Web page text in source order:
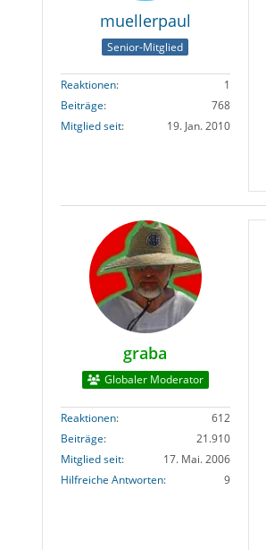
muellerpaul
Senior-Mitglied
Reaktionen
1
Beiträge
768
Mitglied seit
19. Jan. 2010
graba
Globaler Moderator
Reaktionen
612
Beiträge
21.910
Mitglied seit
17. Mai. 2006
Hilfreiche Antworten
9